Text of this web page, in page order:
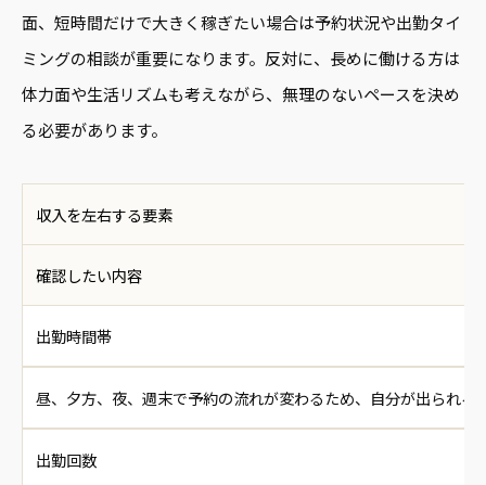
面、短時間だけで大きく稼ぎたい場合は予約状況や出勤タイ
ミングの相談が重要になります。反対に、長めに働ける方は
体力面や生活リズムも考えながら、無理のないペースを決め
る必要があります。
収入を左右する要素
確認したい内容
出勤時間帯
昼、夕方、夜、週末で予約の流れが変わるため、自分が出られる
出勤回数